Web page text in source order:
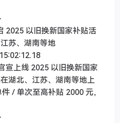
2025 以旧换新国家补贴活
苏、湖南等地
宣上线 2025 以旧换新国家
湖北、江苏、湖南等地上
/ 单次至高补贴 2000 元，